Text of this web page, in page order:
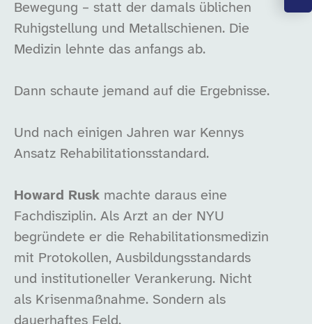
Bewegung – statt der damals üblichen
Ruhigstellung und Metallschienen. Die
Medizin lehnte das anfangs ab.
Dann schaute jemand auf die Ergebnisse.
Und nach einigen Jahren war Kennys
Ansatz Rehabilitationsstandard.
Howard Rusk machte daraus eine
Fachdisziplin. Als Arzt an der NYU
begründete er die Rehabilitationsmedizin
mit Protokollen, Ausbildungsstandards
und institutioneller Verankerung. Nicht
als Krisenmaßnahme. Sondern als
dauerhaftes Feld.